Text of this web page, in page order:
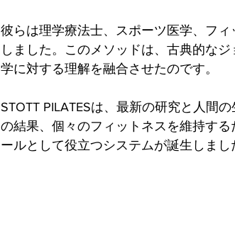
彼らは理学療法士、スポーツ医学、フィ
しました。このメソッドは、古典的な
学に対する理解を融合させたのです。
STOTT PILATESは、最新の研究と人間
の結果、個々のフィットネスを維持す
ールとして役立つシステムが誕生しまし